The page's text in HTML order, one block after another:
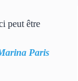
peut être
Paris